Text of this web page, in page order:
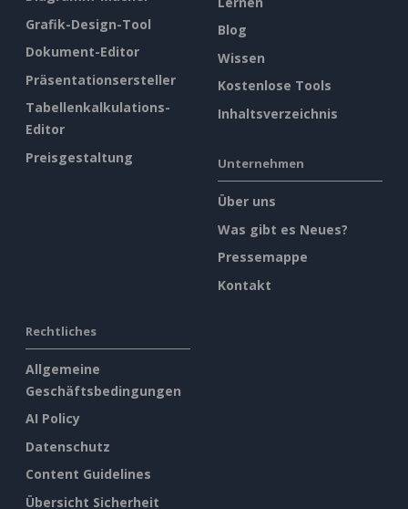
Grafik-Design-Tool
Dokument-Editor
Präsentationsersteller
Tabellenkalkulations-
Editor
Preisgestaltung
Blog
Wissen
Kostenlose Tools
Inhaltsverzeichnis
Unternehmen
Über uns
Was gibt es Neues?
Pressemappe
Kontakt
Rechtliches
Allgemeine
Geschäftsbedingungen
AI Policy
Datenschutz
Content Guidelines
Übersicht Sicherheit